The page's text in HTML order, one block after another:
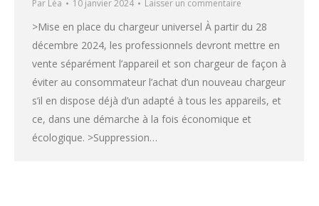
Par Léa 10 janvier 2024 Laisser un commentaire
>Mise en place du chargeur universel À partir du 28
décembre 2024, les professionnels devront mettre en
vente séparément l’appareil et son chargeur de façon à
éviter au consommateur l’achat d’un nouveau chargeur
s’il en dispose déjà d’un adapté à tous les appareils, et
ce, dans une démarche à la fois économique et
écologique. >Suppression…